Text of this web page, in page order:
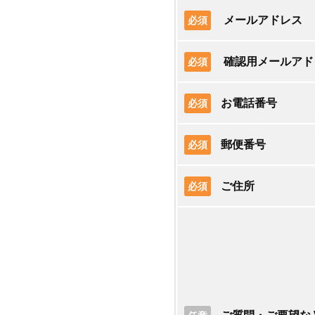
必須 メールアドレス
必須 確認用メールア
必須 お電話番号
必須 郵便番号
必須 ご住所